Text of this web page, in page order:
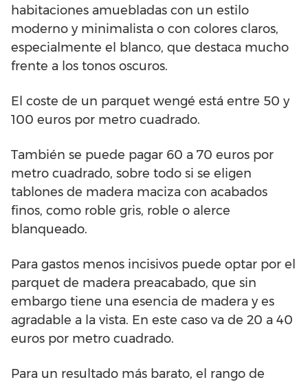
habitaciones amuebladas con un estilo
moderno y minimalista o con colores claros,
especialmente el blanco, que destaca mucho
frente a los tonos oscuros.
El coste de un parquet wengé está entre 50 y
100 euros por metro cuadrado.
También se puede pagar 60 a 70 euros por
metro cuadrado, sobre todo si se eligen
tablones de madera maciza con acabados
finos, como roble gris, roble o alerce
blanqueado.
Para gastos menos incisivos puede optar por el
parquet de madera preacabado, que sin
embargo tiene una esencia de madera y es
agradable a la vista. En este caso va de 20 a 40
euros por metro cuadrado.
Para un resultado más barato, el rango de